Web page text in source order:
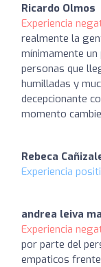
Ricardo Olmos
Experiencia
realmente la
mínimamente
personas que
humilladas y
decepcionante
momento
Rebeca
Experiencia
andrea leiva
Experiencia
por parte del
empaticos